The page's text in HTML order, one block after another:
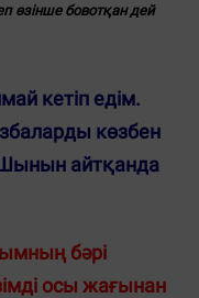
өзінше бовотқан дей
кетіп едім.
көзбен
Шынын айтқанда
бәрі
осы жағынан